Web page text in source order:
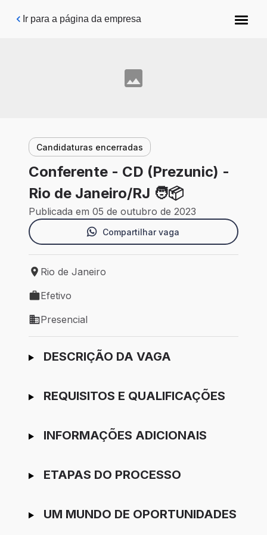
Pular para o conteúdo principal
Ir para a página da empresa
Candidaturas encerradas
Conferente - CD (Prezunic) -
Rio de Janeiro/RJ 🧑📦
Publicada em 05 de outubro de 2023
Compartilhar vaga
Local de trabalho: Rio de Janeiro
Rio de Janeiro
Tipo de vaga: Efetivo
Efetivo
Modelo de trabalho: Presencial
Presencial
Ir para candidatura
DESCRIÇÃO DA VAGA
REQUISITOS E QUALIFICAÇÕES
INFORMAÇÕES ADICIONAIS
ETAPAS DO PROCESSO
UM MUNDO DE OPORTUNIDADES